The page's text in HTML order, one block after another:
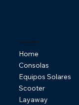
Tienda Online
Home
Consolas
Equipos Solares
Scooter
Layaway